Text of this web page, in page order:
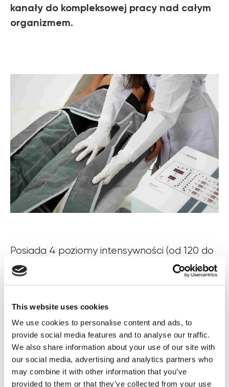
This website uses cookies
We use cookies to personalise content and ads, to
provide social media features and to analyse our traffic.
We also share information about your use of our site with
our social media, advertising and analytics partners who
may combine it with other information that you’ve
provided to them or that they’ve collected from your use
kanały do kompleksowej pracy nad całym
organizmem.
Posiada 4 poziomy intensywności (od 120 do
240 mm Hg), które pozwalają na efektywne
działanie na wszystkie obszary ciała: nogi,
Jest również wyposażony w
zaawansowany system kontroli ciśnienia
D-Press,który umożliwia indywidualną
regulację kompresji w każdym segmencie.
Interfejs jest komfortowy, odpowiedni do